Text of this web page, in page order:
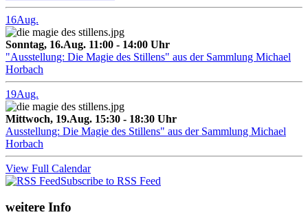
16Aug.
Sonntag, 16.Aug. 11:00 - 14:00 Uhr
"Ausstellung: Die Magie des Stillens" aus der Sammlung Michael
Horbach
19Aug.
Mittwoch, 19.Aug. 15:30 - 18:30 Uhr
Ausstellung: Die Magie des Stillens" aus der Sammlung Michael
Horbach
View Full Calendar
Subscribe to RSS Feed
weitere Info